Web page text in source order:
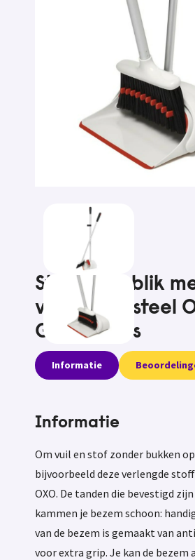
Stoffer en blik
verlengde steel
Good Grips
Informatie
Informatie
Om vuil en stof zonder bukken
bijvoorbeeld deze verlengde
OXO. De tanden die bevestigd
kammen je bezem schoon:
van de bezem is gemaakt van
voor extra grip. Je kan de bezem